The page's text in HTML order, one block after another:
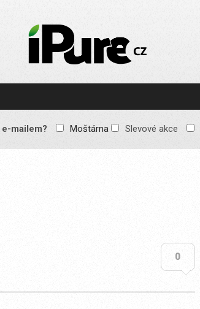
IPURE.CZ
Prémiový Apple e-
reklamy, žádné
obsah pro všechny
mailem? Moštárna Slevové akce
0